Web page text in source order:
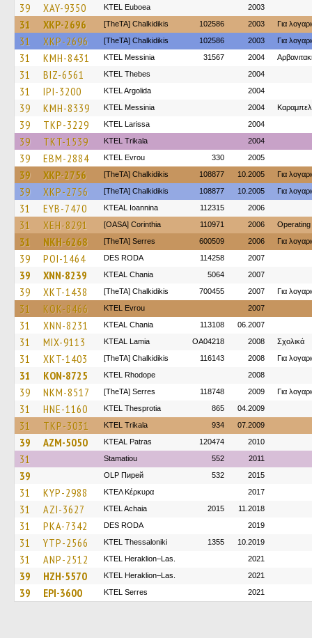
39 XAY-9350 ΚΤΕL Euboea 2003
31 XKP-2696 [TheTA] Chalkidikis 102586 2003 Για
31 XKP-2696 [TheTA] Chalkidikis 102586 2003 Για
31 KMH-8431 KTEL Messinia 31567 2004
31 BIZ-6561 KTEL Thebes 2004
31 IPI-3200 KTEL Argolida 2004
39 KMH-8339 KTEL Messinia 2004
39 TKP-3229 KTEL Larissa 2004
39 TKT-1539 ΚΤΕL Τrikala 2004
39 EBM-2884 KTEL Evrou 330 2005
39 XKP-2756 [TheTA] Chalkidikis 108877 10.2005 Για
39 XKP-2756 [TheTA] Chalkidikis 108877 10.2005 Για
31 EYB-7470 KTEAL Ioannina 112315 2006
31 XEH-8291 [OASA] Corinthia 110971 2006
31 NKH-6268 [TheTA] Serres 600509 2006 Για
39 POI-1464 DES RODA 114258 2007
39 XNN-8239 KTEAL Chania 5064 2007
39 XKT-1438 [TheTA] Chalkidikis 700455 2007 Για
31 KOK-8466 KTEL Evrou 2007
31 XNN-8231 KTEAL Chania 113108 06.2007
31 MIX-9113 KTEAL Lamia OA04218 2008 Σχολικά
31 XKT-1403 [TheTA] Chalkidikis 116143 2008 Για
31 KON-8725 KTEL Rhodope 2008
39 NKM-8517 [TheTA] Serres 118748 2009 Για
31 HNE-1160 KTEL Thesprotia 865 04.2009
31 TKP-3031 ΚΤΕL Τrikala 934 07.2009
39 AZM-5050 KTEAL Patras 120474 2010
31 Stamatiou 552 2011
39 OLP Пирей 532 2015
31 KYP-2988 ΚΤΕΛ Κέρκυρα 2017
31 AZI-3627 KTEL Achaia 2015 11.2018
31 PKA-7342 DES RODA 2019
31 YTP-2566 KTEL Thessaloniki 1355 10.2019
31 ANP-2512 KTEL Heraklion–Las. 2021
39 HZH-5570 KTEL Heraklion–Las. 2021
39 EPI-3600 KTEL Serres 2021